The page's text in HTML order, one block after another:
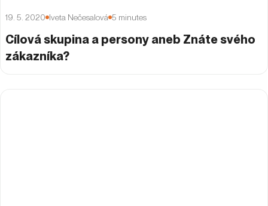
19. 5. 2020 Iveta Nečesalová 5 minutes
Cílová skupina a persony aneb Znáte svého
zákazníka?